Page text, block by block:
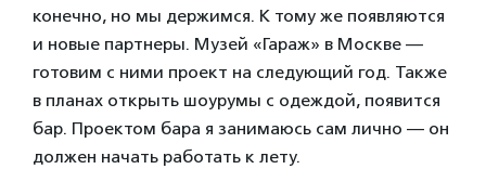
конечно, но мы держимся. К тому же появляются
и новые партнеры. Музей «Гараж» в Москве —
готовим с ними проект на следующий год. Также
в планах открыть шоурумы с одеждой, появится
бар. Проектом бара я занимаюсь сам лично — он
должен начать работать к лету.